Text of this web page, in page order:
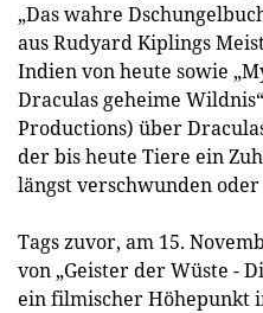
„Das wahre
aus Rudyard Kiplings
Indien von heute sowie
Draculas geheime
Productions) über
der bis heute Tiere ein
längst verschwunden
Tags zuvor, am 15.
von „Geister der Wüste -
ein filmischer Höhepunkt